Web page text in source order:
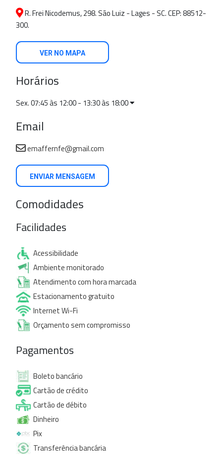
R. Frei Nicodemus, 298. São Luiz - Lages - SC. CEP: 88512-
300.
VER NO MAPA
Horários
Sex. 07:45 às 12:00 - 13:30 às 18:00
Email
emaffernfe@gmail.com
ENVIAR MENSAGEM
Comodidades
Facilidades
Acessibilidade
Ambiente monitorado
Atendimento com hora marcada
Estacionamento gratuito
Internet Wi-Fi
Orçamento sem compromisso
Pagamentos
Boleto bancário
Cartão de crédito
Cartão de débito
Dinheiro
Pix
Transferência bancária